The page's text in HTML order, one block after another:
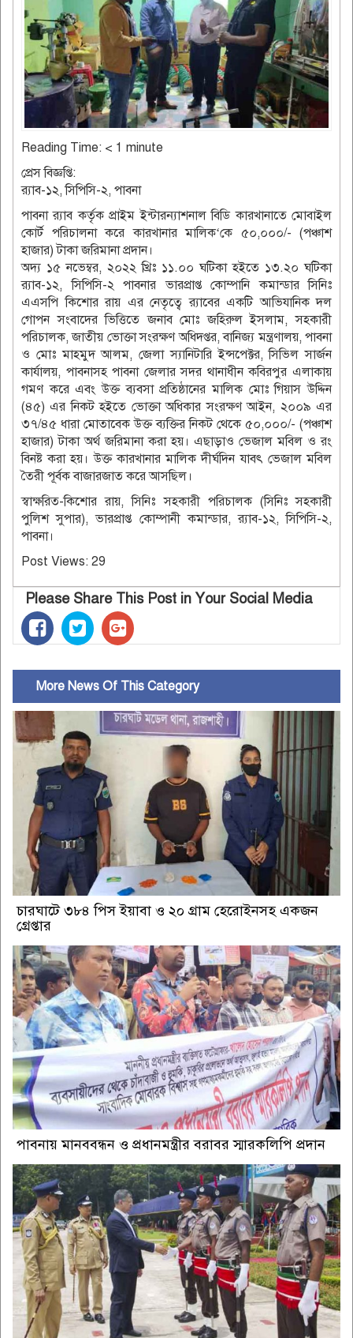
Reading Time: < 1 minute
প্রেস বিজ্ঞপ্তি:
র‌্যাব-১২, সিপিসি-২, পাবনা
পাবনা র‌্যাব কর্তৃক প্রাইম ইন্টারন্যাশনাল বিডি কারখানাতে মোবাইল
কোর্ট পরিচালনা করে কারখানার মালিক‘কে ৫০,০০০/- (পঞ্চাশ
হাজার) টাকা জরিমানা প্রদান।
অদ্য ১৫ নভেম্বর, ২০২২ খ্রিঃ ১১.০০ ঘটিকা হইতে ১৩.২০ ঘটিকা
র‌্যাব-১২, সিপিসি-২ পাবনার ভারপ্রাপ্ত কোম্পানি কমান্ডার সিনিঃ
এএসপি কিশোর রায় এর নেতৃত্বে র‌্যাবের একটি আভিযানিক দল
গোপন সংবাদের ভিত্তিতে জনাব মোঃ জহিরুল ইসলাম, সহকারী
পরিচালক, জাতীয় ভোক্তা সংরক্ষণ অধিদপ্তর, বানিজ্য মন্ত্রণালয়, পাবনা
ও মোঃ মাহমুদ আলম, জেলা স্যানিটারি ইন্সপেক্টর, সিভিল সার্জন
কার্যালয়, পাবনাসহ পাবনা জেলার সদর থানাধীন কবিরপুর এলাকায়
গমণ করে এবং উক্ত ব্যবসা প্রতিষ্ঠানের মালিক মোঃ গিয়াস উদ্দিন
(৪৫) এর নিকট হইতে ভোক্তা অধিকার সংরক্ষণ আইন, ২০০৯ এর
৩৭/৪৫ ধারা মোতাবেক উক্ত ব্যক্তির নিকট থেকে ৫০,০০০/- (পঞ্চাশ
হাজার) টাকা অর্থ জরিমানা করা হয়। এছাড়াও ভেজাল মবিল ও রং
বিনষ্ট করা হয়। উক্ত কারখানার মালিক দীর্ঘদিন যাবৎ ভেজাল মবিল
তৈরী পূর্বক বাজারজাত করে আসছিল।
স্বাক্ষরিত-কিশোর রায়, সিনিঃ সহকারী পরিচালক (সিনিঃ সহকারী
পুলিশ সুপার), ভারপ্রাপ্ত কোম্পানী কমান্ডার, র‌্যাব-১২, সিপিসি-২,
পাবনা।
Post Views: 29
Please Share This Post in Your Social Media
More News Of This Category
চারঘাটে ৩৮৪ পিস ইয়াবা ও ২০ গ্রাম হেরোইনসহ একজন
গ্রেপ্তার
পাবনায় মানববন্ধন ও প্রধানমন্ত্রীর বরাবর স্মারকলিপি প্রদান